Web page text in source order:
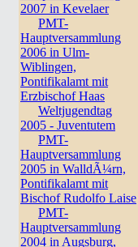
2007 in Kevelaer
PMT-
Hauptversammlung
2006 in Ulm-
Wiblingen,
Pontifikalamt mit
Erzbischof Haas
Weltjugendtag
2005 - Juventutem
PMT-
Hauptversammlung
2005 in WalldÃ¼rn,
Pontifikalamt mit
Bischof Rudolfo Laise
PMT-
Hauptversammlung
2004 in Augsburg,